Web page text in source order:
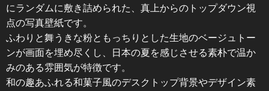
にランダムに敷き詰められた、真上からのトップダウン視
点の写真壁紙です。
ふわりと舞うきな粉ともっちりとした生地のベージュトー
ンが画面を埋め尽くし、日本の夏を感じさせる素朴で温か
みのある雰囲気が特徴です。
和の趣あふれる和菓子風のデスクトップ背景やデザイン素